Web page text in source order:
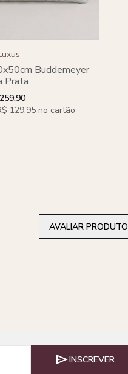
Buddemeyer
Prata
129,95 no cartão
AVALIAR PRODUTO
INSCREVER